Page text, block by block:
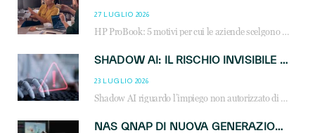
27 LUGLIO 2026
HP ProBook: 5 motivi per cui le aziende scelgono i notebook business HP per migliorare produttività, sicurezza e gestione dell’AI.
SHADOW AI: IL RISCHIO INVISIBILE CHE LE AZIENDE POSSONO GOVERNARE
23 LUGLIO 2026
Shadow AI riguardo l’impiego non autorizzato di sistemi AI all’interno dell’azienda. E’ una pratica che si diffonde a partire dai dipendenti fino ai dirigenti e mette a repentaglio la cybersecurity, con costi più elevati per le organizzazioni. Due recenti report illustrano il fenomeno e forniscono dati in merito
NAS QNAP DI NUOVA GENERAZIONE: PIÙ PRESTAZIONI, SCALABILITÀ E PROTEZIONE DEI DATI PER LE INFRASTRUTTURE IT MODERNE